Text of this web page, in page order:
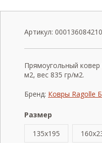
Артикул: 000136084210
Прямоугольный
м2, вес 835 гр/м2.
Бренд: Ковры Ragolle
Размер
135x195